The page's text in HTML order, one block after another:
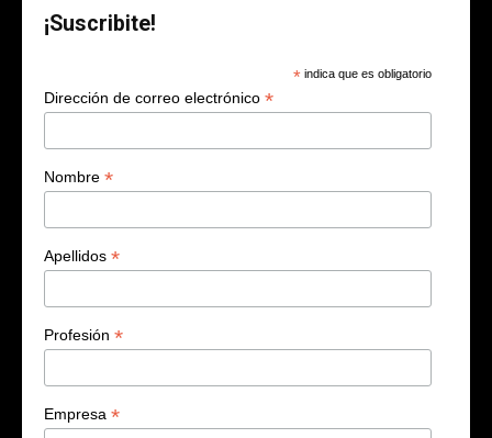
¡Suscribite!
* indica que es obligatorio
Dirección de correo electrónico *
Nombre *
Apellidos *
Profesión *
Empresa *